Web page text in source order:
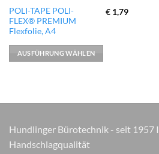
POLI-TAPE POLI-
FLEX® PREMIUM
Flexfolie, A4
€ 1,79
AUSFÜHRUNG WÄHLEN
Dieses
Produkt
weist
mehrere
Varianten
der
Produktseite
Hundlinger Bürotechnik - seit 1957
Handschlagqualität